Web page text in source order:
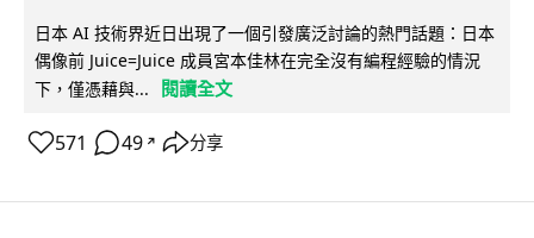
日本 AI 技術界近日出現了一個引發廣泛討論的熱門話題：日本
偶像前 Juice=Juice 成員宮本佳林在完全沒有編程經驗的情況
下，僅憑藉與...
閱讀全文
571 49 ↗ 分享